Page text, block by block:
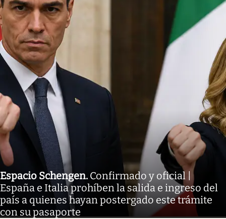
Espacio Schengen. Confirmado y oficial |
España e Italia prohíben la salida e ingreso del
país a quienes hayan postergado este trámite
con su pasaporte